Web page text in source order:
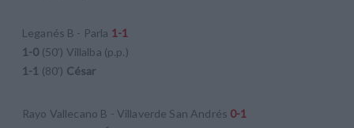
Leganés B - Parla 1-1
1-0 (50') Villalba (p.p.)
1-1 (80') César
Rayo Vallecano B - Villaverde San Andrés 0-1